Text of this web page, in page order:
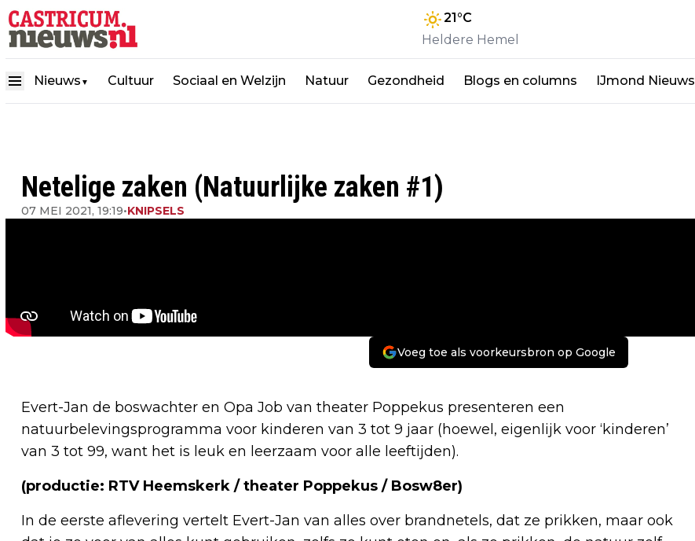
21°C
Heldere Hemel
Nieuws ▼ Cultuur Sociaal en Welzijn Natuur Gezondheid Blogs en columns IJmond Nieuws
Netelige zaken (Natuurlijke zaken #1)
07 MEI 2021, 19:19•KNIPSELS
Voeg toe als voorkeursbron op Google
Evert-Jan de boswachter en Opa Job van theater Poppekus presenteren een
natuurbelevingsprogramma voor kinderen van 3 tot 9 jaar (hoewel, eigenlijk voor ‘kinderen’
van 3 tot 99, want het is leuk en leerzaam voor alle leeftijden).
(productie: RTV Heemskerk / theater Poppekus / Bosw8er)
In de eerste aflevering vertelt Evert-Jan van alles over brandnetels, dat ze prikken, maar ook